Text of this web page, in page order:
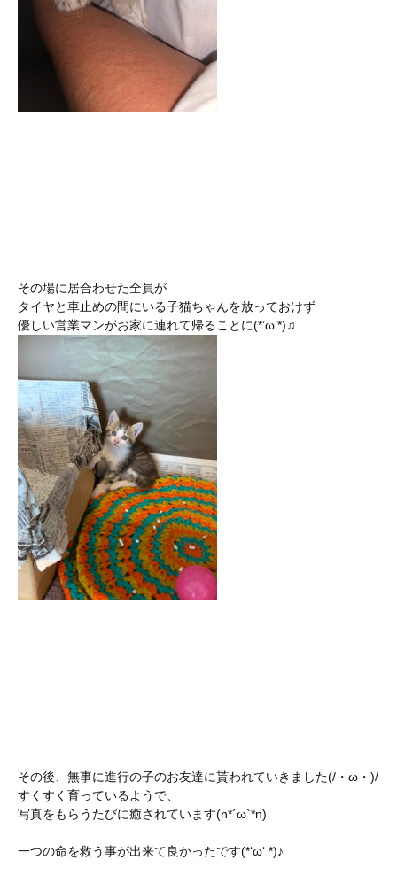
その場に居合わせた全員が
タイヤと車止めの間にいる子猫ちゃんを放っておけず
優しい営業マンがお家に連れて帰ることに(*’ω’*)♫
その後、無事に進行の子のお友達に貰われていきました(/・ω・)/
すくすく育っているようで、
写真をもらうたびに癒されています(n*´ω`*n)
一つの命を救う事が出来て良かったです(*‘ω‘ *)♪